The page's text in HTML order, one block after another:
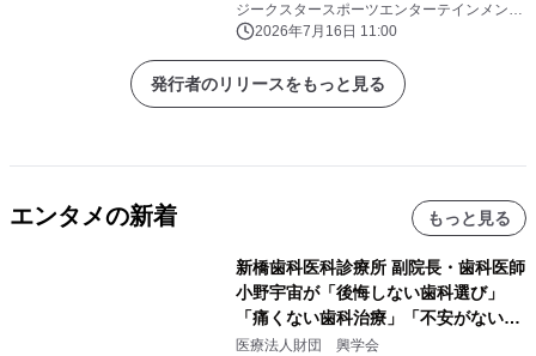
ジークスタースポーツエンターテインメント
株式会社
2026年7月16日 11:00
発行者のリリースをもっと見る
エンタメの新着 もっと見る
新橋歯科医科診療所 副院長・歯科医師
小野宇宙が「後悔しない歯科選び」
「痛くない歯科治療」「不安がない治
療計画」をテーマに専門監修
医療法人財団 興学会